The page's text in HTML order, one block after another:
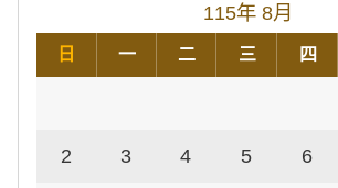
115年 8月
日 一 二 三 四
2 3 4 5 6